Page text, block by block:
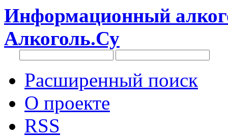
Информационный
Алкоголь.Су
Расширенный поиск
О проекте
RSS